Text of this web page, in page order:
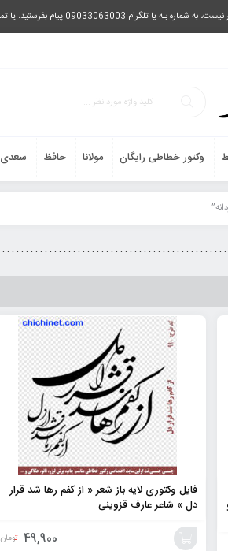
یا تماس بگیرید و طرح مورد نظر خود را دریافت نمایید.
وکتور خطاطی رایگان مولانا حافظ سعدی
فایل وکتوری لایه باز شعر « از کفم رها شد قرار
دل » شاعر عارف قزوینی
49,900 تومان